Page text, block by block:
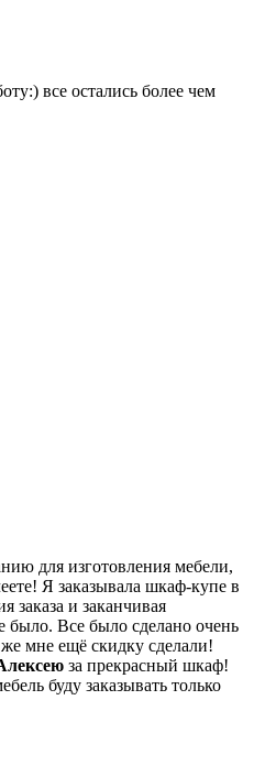
все остались более чем
для изготовления мебели,
Я заказывала шкаф-купе в
заказа и заканчивая
Все было сделано очень
мне ещё скидку сделали!
за прекрасный шкаф!
буду заказывать только